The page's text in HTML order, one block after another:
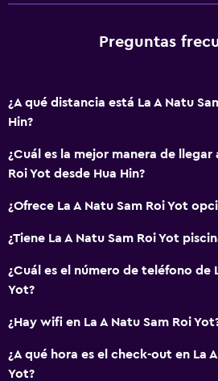
Piscina en la terraza
Bañera de hidromasaje
Piscina pequeña
Toallas para piscina
Piscina con vista
Gorro de baño
Preguntas
¿A qué distancia está La A Natu
Hin?
¿Cuál es la mejor manera de llegar
Roi Yot desde Hua Hin?
¿Ofrece La A Natu Sam Roi Yot
¿Tiene La A Natu Sam Roi Yot
¿Cuál es el número de teléfono de
Yot?
¿Hay wifi en La A Natu Sam Roi
¿A qué hora es el check-out en La
Yot?